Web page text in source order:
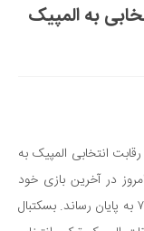
به المپیک
شهریور در آخرین رقابت انتخابی المپیک به
امروز در آخرین بازی خود
مقابل فیلیپین موفق به پیروزی شد و بازی را ۹۵-۷۵ به پایان رساند. بسکتبال